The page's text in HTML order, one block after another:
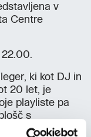
v
Centre
22.00.
ki kot DJ in
20 let, je
playliste pa
s